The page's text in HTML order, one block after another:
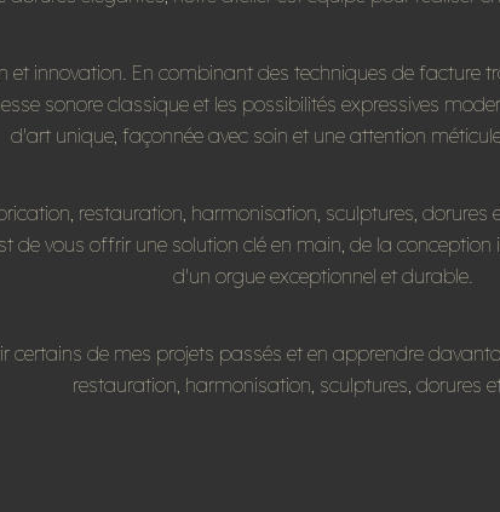
innovation. En combinant des techniques de facture
sonore classique et les possibilités expressives
d'art unique, façonnée avec soin et une attention
restauration, harmonisation, sculptures,
de vous offrir une solution clé en main, de la
d'un orgue exceptionnel et durable.
certains de mes projets passés et en apprendre
restauration, harmonisation, sculptures, dorures